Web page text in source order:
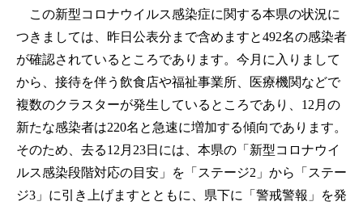
この新型コロナウイルス感染症に関する本県の状況に
つきましては、昨日公表分まで含めますと492名の感染者
が確認されているところであります。今月に入りまして
から、接待を伴う飲食店や福祉事業所、医療機関などで
複数のクラスターが発生しているところであり、12月の
新たな感染者は220名と急速に増加する傾向であります。
そのため、去る12月23日には、本県の「新型コロナウイ
ルス感染段階対応の目安」を「ステージ2」から「ステー
ジ3」に引き上げますとともに、県下に「警戒警報」を発